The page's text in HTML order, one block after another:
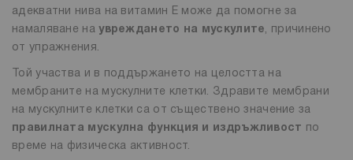
адекватни нива на витамин Е може да помогне за
намаляване наувреждането на мускулите, причинено
от упражнения.
Той участва и в поддържането на целостта на
мембраните на мускулните клетки. Здравите мембрани
на мускулните клетки са от съществено значение за
правилната мускулна функция и издръжливост
по
време на физическа активност.